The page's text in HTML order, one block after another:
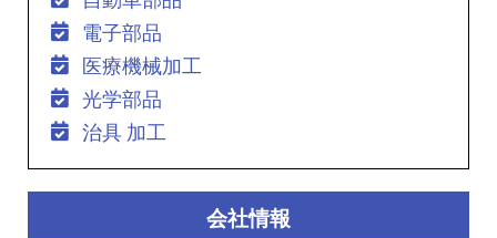
電子部品
医療機械加工
光学部品
治具 加工
会社情報